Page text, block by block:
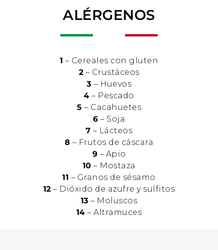
ALÉRGENOS
1 – Cereales con gluten
2 – Crustáceos
3 – Huevos
4 – Pescado
5 – Cacahuetes
6 – Soja
7 – Lácteos
8 – Frutos de cáscara
9 – Apio
10 – Mostaza
11 – Granos de sésamo
12 – Dióxido de azufre y sulfitos
13 – Moluscos
14 – Altramuces